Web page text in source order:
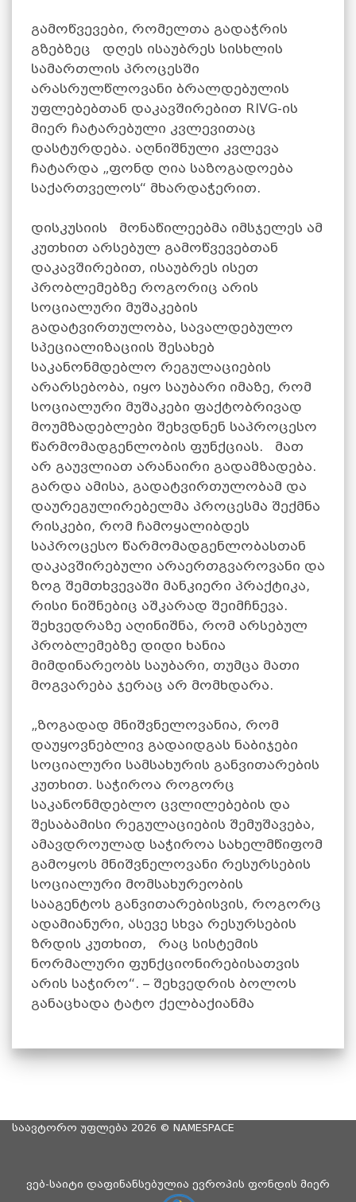
გამოწვევები, რომელთა გადაჭრის
გზებზეც დღეს ისაუბრეს სისხლის
სამართლის პროცესში
არასრულწლოვანი ბრალდებულის
უფლებებთან დაკავშირებით RIVG-ის
მიერ ჩატარებული კვლევითაც
დასტურდება. აღნიშნული კვლევა
ჩატარდა „ფონდ ღია საზოგადოება
საქართველოს“ მხარდაჭერით.
დისკუსიის მონაწილეებმა იმსჯელეს ამ
კუთხით არსებულ გამოწვევებთან
დაკავშირებით, ისაუბრეს ისეთ
პრობლემებზე როგორიც არის
სოციალური მუშაკების
გადატვირთულობა, სავალდებულო
სპეციალიზაციის შესახებ
საკანონმდებლო რეგულაციების
არარსებობა, იყო საუბარი იმაზე, რომ
სოციალური მუშაკები ფაქტობრივად
მოუმზადებლები შეხვდნენ საპროცესო
წარმომადგენლობის ფუნქციას. მათ
არ გაუვლიათ არანაირი გადამზადება.
გარდა ამისა, გადატვირთულობამ და
დაურეგულირებელმა პროცესმა შექმნა
რისკები, რომ ჩამოყალიბდეს
საპროცესო წარმომადგენლობასთან
დაკავშირებული არაერთგვაროვანი და
ზოგ შემთხვევაში მანკიერი პრაქტიკა,
რისი ნიშნებიც აშკარად შეიმჩნევა.
შეხვედრაზე აღინიშნა, რომ არსებულ
პრობლემებზე დიდი ხანია
მიმდინარეობს საუბარი, თუმცა მათი
მოგვარება ჯერაც არ მომხდარა.
„ზოგადად მნიშვნელოვანია, რომ
დაუყოვნებლივ გადაიდგას ნაბიჯები
სოციალური სამსახურის განვითარების
კუთხით. საჭიროა როგორც
საკანონმდებლო ცვლილებების და
შესაბამისი რეგულაციების შემუშავება,
ამავდროულად საჭიროა სახელმწიფომ
გამოყოს მნიშვნელოვანი რესურსების
სოციალური მომსახურეობის
სააგენტოს განვითარებისვის, როგორც
ადამიანური, ასევე სხვა რესურსების
ზრდის კუთხით, რაც სისტემის
ნორმალური ფუნქციონირებისათვის
არის საჭირო“. – შეხვედრის ბოლოს
განაცხადა ტატო ქელბაქიანმა
საავტორო უფლება 2026 © NAMESPACE
ვებ-საიტი დაფინანსებულია ევროპის ფონდის მიერ